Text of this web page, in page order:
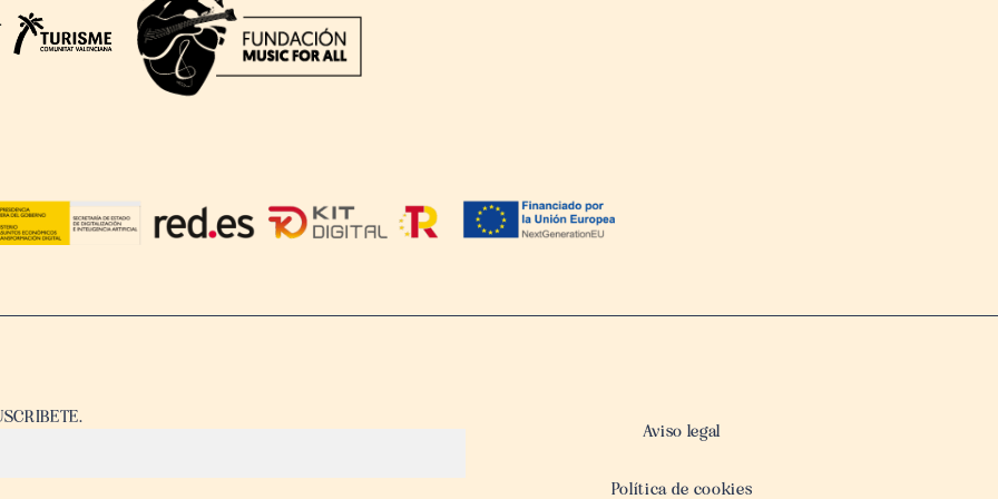
Aviso legal
Política de cookies